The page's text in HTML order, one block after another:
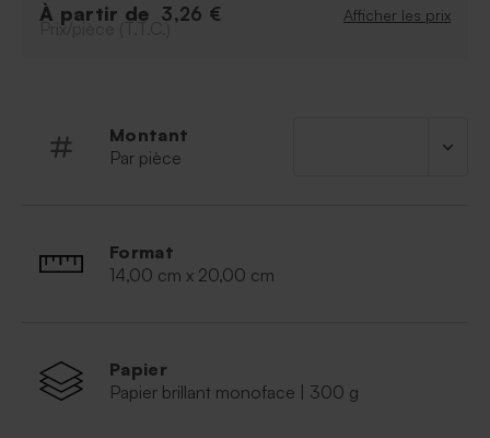
surtout des sourires pour une déco parfaite.
À partir de 3,26 € Afficher les prix
Prix/pièce (T.T.C.)
Montant
Par pièce
Format
14,00 cm x 20,00 cm
Papier
Papier brillant monoface | 300 g